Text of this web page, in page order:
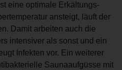
eine optimale Erkältungs-
ansteigt, läuft der
Damit arbeiten auch die
intensiver als sonst und ein
Infekten vor. Ein weiterer
Saunaaufgüsse mit